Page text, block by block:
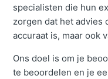
specialisten die hun
zorgen dat het advies
accuraat is, maar ook
Ons doel is om je
te beoordelen en je